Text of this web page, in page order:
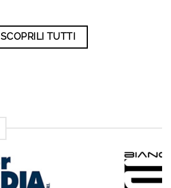
SCOPRILI TUTTI